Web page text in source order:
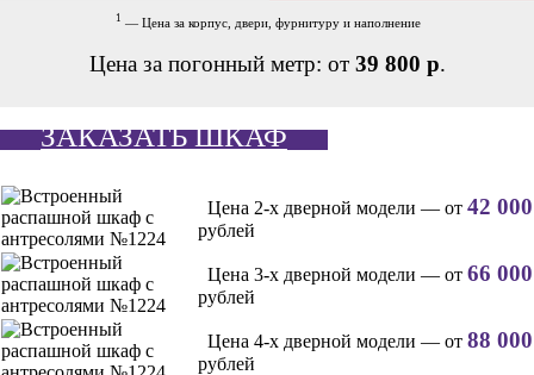
1 — Цена за корпус, двери, фурнитуру и наполнение
Цена за погонный метр: от 39 800 р.
ЗАКАЗАТЬ ШКАФ
Цена 2-х дверной модели — от 42 000
рублей
Цена 3-х дверной модели — от 66 000
рублей
Цена 4-х дверной модели — от 88 000
рублей